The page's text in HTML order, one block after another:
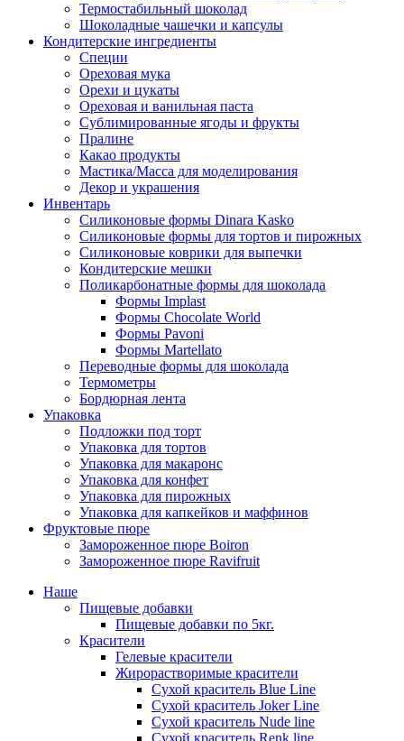
Термостабильный шоколад
Шоколадные чашечки и капсулы
Кондитерские ингредиенты
Специи
Ореховая мука
Орехи и цукаты
Ореховая и ванильная паста
Сублимированные ягоды и фрукты
Пралине
Какао продукты
Мастика/Масса для моделирования
Декор и украшения
Инвентарь
Силиконовые формы Dinara Kasko
Силиконовые формы для тортов и пирожных
Силиконовые коврики для выпечки
Кондитерские мешки
Поликарбонатные формы для шоколада
Формы Implast
Формы Chocolate World
Формы Pavoni
Формы Martellato
Переводные формы для шоколада
Термометры
Бордюрная лента
Упаковка
Подложки под торт
Упаковка для тортов
Упаковка для макаронс
Упаковка для конфет
Упаковка для пирожных
Упаковка для капкейков и маффинов
Фруктовые пюре
Замороженное пюре Boiron
Замороженное пюре Ravifruit
Наше
Пищевые добавки
Пищевые добавки по 5кг.
Красители
Гелевые красители
Жирорастворимые красители
Сухой краситель Blue Line
Сухой краситель Joker Line
Сухой краситель Nude line
Сухой краситель Renk line